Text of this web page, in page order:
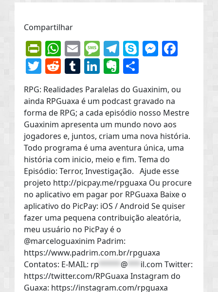
Compartilhar
PrintFriendly
WhatsApp
EmailMessage
Telegram
Skype
Twitter
Reddit
Tumblr
LinkedIn
Evernote
RPG: Realidades Paralelas do Guaxinim, ou
ainda RPGuaxa é um podcast gravado na
forma de RPG; a cada episódio nosso Mestre
Guaxinim apresenta um mundo novo aos
jogadores e, juntos, criam uma nova história.
Todo programa é uma aventura única, uma
história com inicio, meio e fim. Tema do
Episódio: Terror, Investigação. Ajude esse
projeto http://picpay.me/rpguaxa Ou procure
no aplicativo em pagar por RPGuaxa Baixe o
aplicativo do PicPay: iOS / Android Se quiser
fazer uma pequena contribuição aleatória,
meu usuário no PicPay é o
@marceloguaxinim Padrim:
https://www.padrim.com.br/rpguaxa
Contatos: E-MAIL: rp ***** @*** il.com Twitter:
https://twitter.com/RPGuaxa Instagram do
Guaxa: https://instagram.com/rpguaxa